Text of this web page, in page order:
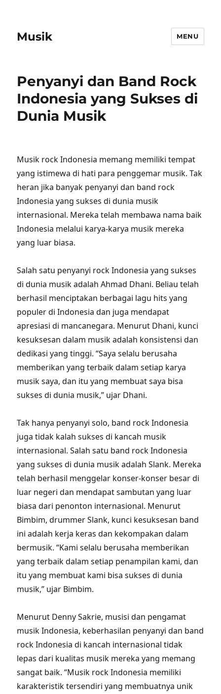
Musik MENU
Penyanyi dan Band Rock
Indonesia yang Sukses di
Dunia Musik
Musik rock Indonesia memang memiliki tempat
yang istimewa di hati para penggemar musik. Tak
heran jika banyak penyanyi dan band rock
Indonesia yang sukses di dunia musik
internasional. Mereka telah membawa nama baik
Indonesia melalui karya-karya musik mereka
yang luar biasa.
Salah satu penyanyi rock Indonesia yang sukses
di dunia musik adalah Ahmad Dhani. Beliau telah
berhasil menciptakan berbagai lagu hits yang
populer di Indonesia dan juga mendapat
apresiasi di mancanegara. Menurut Dhani, kunci
kesuksesan dalam musik adalah konsistensi dan
dedikasi yang tinggi. “Saya selalu berusaha
memberikan yang terbaik dalam setiap karya
musik saya, dan itu yang membuat saya bisa
sukses di dunia musik,” ujar Dhani.
Tak hanya penyanyi solo, band rock Indonesia
juga tidak kalah sukses di kancah musik
internasional. Salah satu band rock Indonesia
yang sukses di dunia musik adalah Slank. Mereka
telah berhasil menggelar konser-konser besar di
luar negeri dan mendapat sambutan yang luar
biasa dari penonton internasional. Menurut
Bimbim, drummer Slank, kunci kesuksesan band
ini adalah kerja keras dan kekompakan dalam
bermusik. “Kami selalu berusaha memberikan
yang terbaik dalam setiap penampilan kami, dan
itu yang membuat kami bisa sukses di dunia
musik,” ujar Bimbim.
Menurut Denny Sakrie, musisi dan pengamat
musik Indonesia, keberhasilan penyanyi dan band
rock Indonesia di kancah internasional tidak
lepas dari kualitas musik mereka yang memang
sangat baik. “Musik rock Indonesia memiliki
karakteristik tersendiri yang membuatnya unik